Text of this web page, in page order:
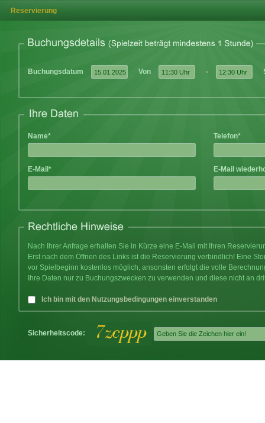
Reservierung
Buchungsdatum Von -
Name* Telefon*
E-Mail* E-Mail
Nach Ihrer Anfrage erhalten Sie in Kürze eine E-Mail mit Ihren
Erst nach dem Öffnen des Links ist die Reservierung verbindlich! Eine
vor Spielbeginn kostenlos möglich, ansonsten erfolgt die volle
Ihre Daten nur zu Buchungszwecken zu verwenden und diese nicht an
Ich bin mit den Nutzungsbedingungen einverstanden
Sicherheitscode: